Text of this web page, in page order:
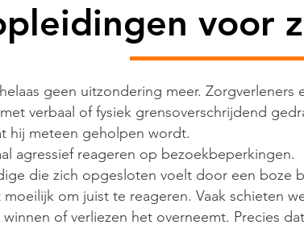
voor
geen uitzondering meer. Zorgverleners
verbaal of fysiek grensoverschrijdend
hij meteen geholpen wordt.
agressief reageren op bezoekbeperkingen.
die zich opgesloten voelt door een boze
moeilijk om juist te reageren. Vaak schieten
of verliezen het overneemt. Precies